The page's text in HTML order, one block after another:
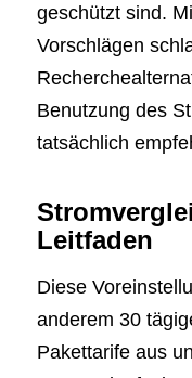
geschützt sind.
Vorschlägen
Benutzung des
tatsächlich
Leitfaden
Diese
anderem 30
Pakettarife aus